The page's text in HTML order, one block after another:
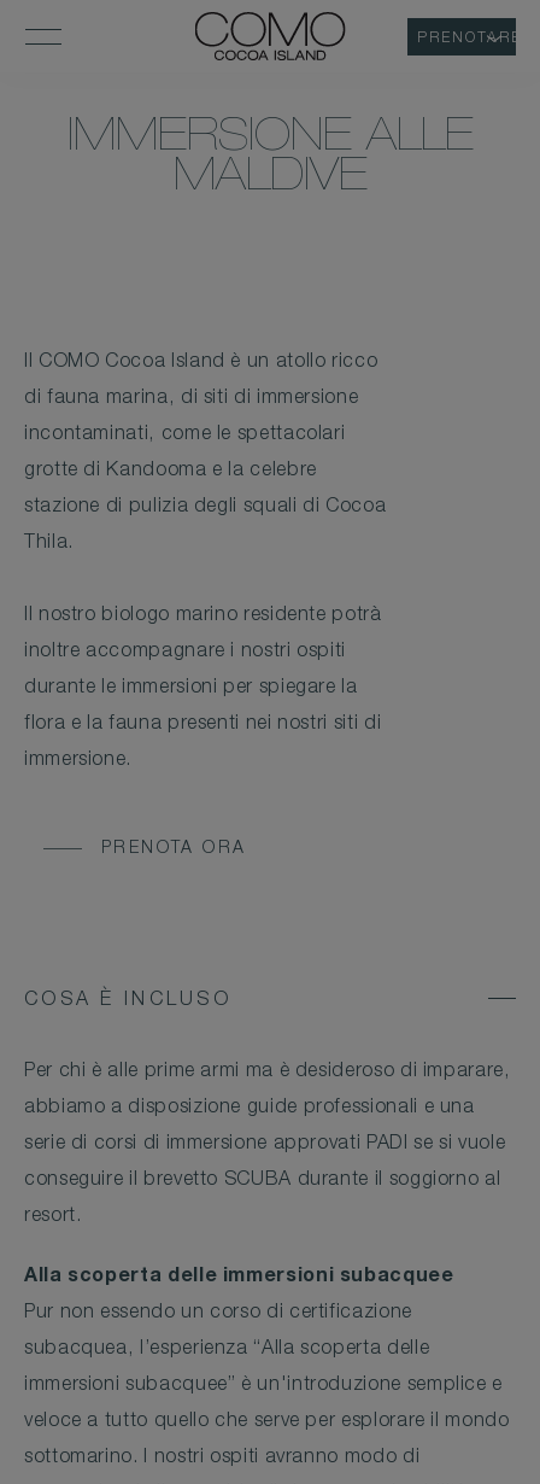
PRENOTARE
IMMERSIONE ALLE
MALDIVE
Il COMO Cocoa Island è un atollo ricco
di fauna marina, di siti di immersione
incontaminati, come le spettacolari
grotte di Kandooma e la celebre
stazione di pulizia degli squali di Cocoa
Thila.
Il nostro biologo marino residente potrà
inoltre accompagnare i nostri ospiti
durante le immersioni per spiegare la
flora e la fauna presenti nei nostri siti di
immersione.
PRENOTA ORA
COSA È INCLUSO
Per chi è alle prime armi ma è desideroso di imparare,
abbiamo a disposizione guide professionali e una
serie di corsi di immersione approvati PADI se si vuole
conseguire il brevetto SCUBA durante il soggiorno al
resort.
Alla scoperta delle immersioni subacquee
Pur non essendo un corso di certificazione
subacquea, l’esperienza “Alla scoperta delle
immersioni subacquee” è un'introduzione semplice e
veloce a tutto quello che serve per esplorare il mondo
sottomarino. I nostri ospiti avranno modo di